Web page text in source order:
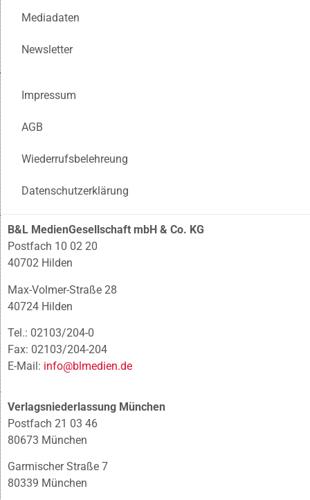
Mediadaten
Newsletter
Impressum
AGB
Wiederrufsbelehreung
Datenschutzerklärung
B&L MedienGesellschaft mbH & Co. KG
Postfach 10 02 20
40702 Hilden
Max-Volmer-Straße 28
40724 Hilden
Tel.: 02103/204-0
Fax: 02103/204-204
E-Mail: info@blmedien.de
Verlagsniederlassung München
Postfach 21 03 46
80673 München
Garmischer Straße 7
80339 München